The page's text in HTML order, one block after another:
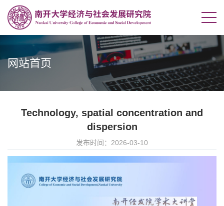
网站首页
Technology, spatial concentration and
dispersion
发布时间：2026-03-10